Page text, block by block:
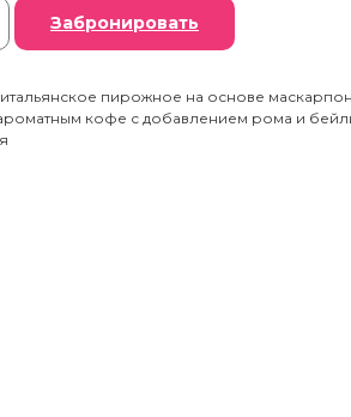
Забронировать
пирожное на основе
кофе с добавлением рома и